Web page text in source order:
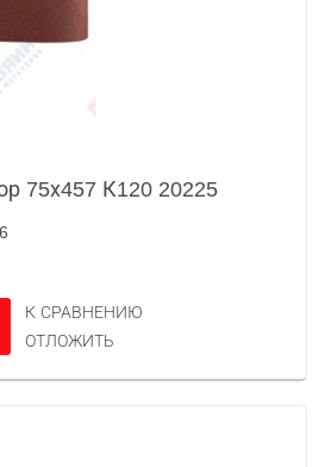
75х457 К120 20225
К СРАВНЕНИЮ
ОТЛОЖИТЬ